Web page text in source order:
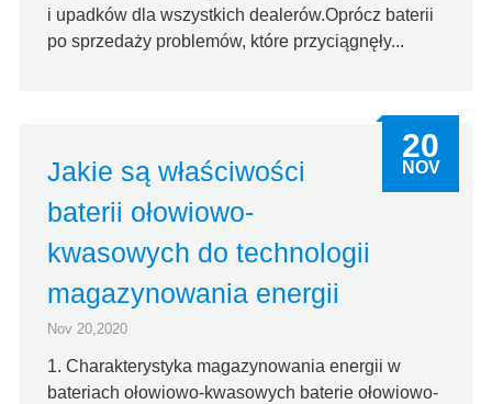
i upadków dla wszystkich dealerów.Oprócz baterii
po sprzedaży problemów, które przyciągnęły...
Jakie są właściwości
baterii ołowiowo-
kwasowych do technologii
magazynowania energii
Nov 20,2020
1. Charakterystyka magazynowania energii w
bateriach ołowiowo-kwasowych baterie ołowiowo-
20
NOV